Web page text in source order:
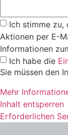
Ich stimme zu,
Aktionen per E-
Informationen
Ich habe die
Sie müssen den
Mehr
Inhalt entsperren
Erforderlichen